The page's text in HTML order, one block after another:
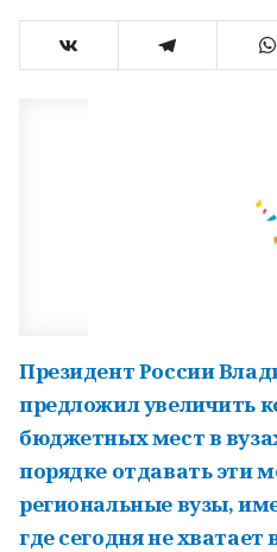
Президент России
предложил увеличить
бюджетных мест в
порядке отдавать эти
региональные вузы,
где сегодня не хватает